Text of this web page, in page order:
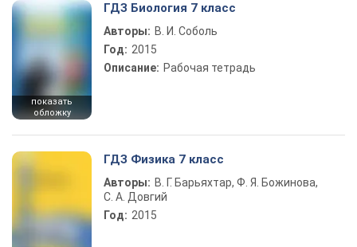
показать
обложку
ГДЗ Биология 7 класс
Авторы: В. И. Соболь
Год: 2015
Описание: Рабочая тетрадь
ГДЗ Физика 7 класс
Авторы: В. Г. Барьяхтар, Ф. Я. Божинова,
С. А. Довгий
Год: 2015